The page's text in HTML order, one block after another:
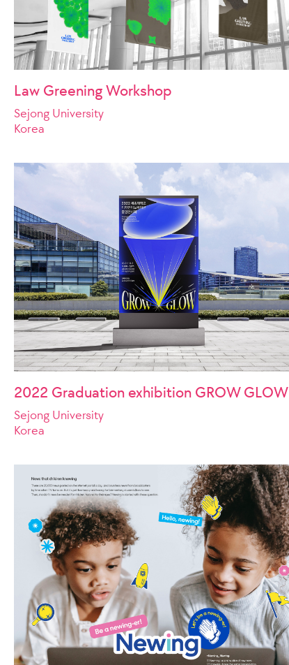
Law Greening Workshop
Sejong University
Korea
2022 Graduation exhibition GROW GLOW
Sejong University
Korea